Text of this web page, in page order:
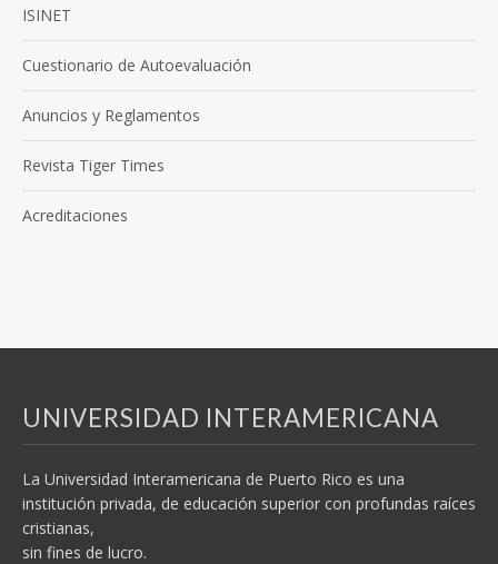
ISINET
Cuestionario de Autoevaluación
Anuncios y Reglamentos
Revista Tiger Times
Acreditaciones
UNIVERSIDAD INTERAMERICANA
La Universidad Interamericana de Puerto Rico es una
institución privada, de educación superior con profundas raíces
cristianas,
sin fines de lucro.